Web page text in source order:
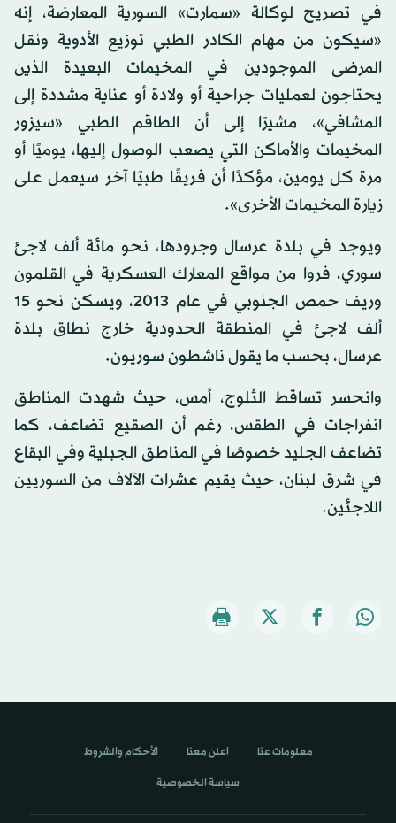
في تصريح لوكالة «سمارت» السورية المعارضة، إنه
«سيكون من مهام الكادر الطبي توزيع الأدوية ونقل
المرضى الموجودين في المخيمات البعيدة الذين
يحتاجون لعمليات جراحية أو ولادة أو عناية مشددة إلى
المشافي»، مشيرًا إلى أن الطاقم الطبي «سيزور
المخيمات والأماكن التي يصعب الوصول إليها، يوميًا أو
مرة كل يومين، مؤكدًا أن فريقًا طبيًا آخر سيعمل على
زيارة المخيمات الأخرى».
ويوجد في بلدة عرسال وجرودها، نحو مائة ألف لاجئ
سوري، فروا من مواقع المعارك العسكرية في القلمون
وريف حمص الجنوبي في عام 2013، ويسكن نحو 15
ألف لاجئ في المنطقة الحدودية خارج نطاق بلدة
عرسال، بحسب ما يقول ناشطون سوريون.
وانحسر تساقط الثلوج، أمس، حيث شهدت المناطق
انفراجات في الطقس، رغم أن الصقيع تضاعف، كما
تضاعف الجليد خصوصًا في المناطق الجبلية وفي البقاع
في شرق لبنان، حيث يقيم عشرات الآلاف من السوريين
اللاجئين.
معلومات عنا اعلن معنا الأحكام والشروط
سياسة الخصوصية